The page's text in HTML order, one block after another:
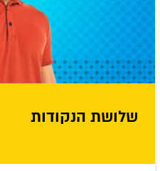
שלושת הנקודות